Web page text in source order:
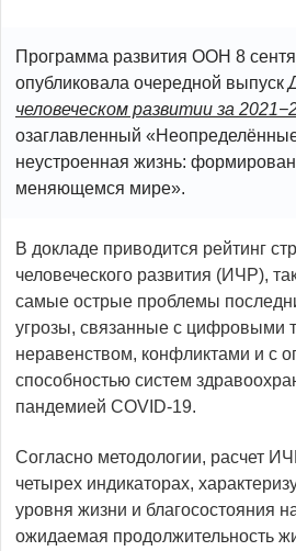
Программа развития ООН 8
опубликовала очередной выпуск
человеческом развитии за
озаглавленный
неустроенная жизнь:
меняющемся мире».
В докладе приводится рейтинг
человеческого развития (ИЧР),
самые острые проблемы
угрозы, связанные с цифровыми
неравенством, конфликтами и с
способностью систем
пандемией COVID-19.
Согласно методологии, расчет
четырех индикаторах,
уровня жизни и благосостояния
ожидаемая продолжительность